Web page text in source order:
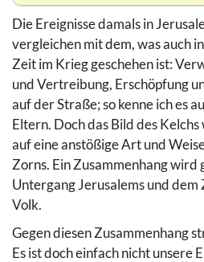
Die Ereignisse damals in
vergleichen mit dem, was auch
Zeit im Krieg geschehen ist:
und Vertreibung, Erschöpfung
auf der Straße; so kenne ich es
Eltern. Doch das Bild des
auf eine anstößige Art und
Zorns. Ein Zusammenhang wird
Untergang Jerusalems und dem
Volk.
Gegen diesen Zusammenhang
Es ist doch einfach nicht unsere